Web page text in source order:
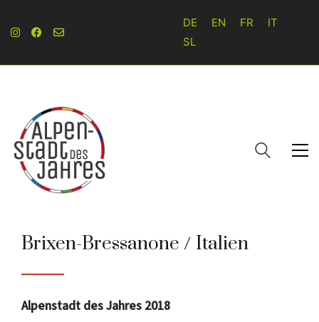
DE EN FR
IT
SL
Brixen-Bressanone / Italien
Alpenstadt des Jahres 2018